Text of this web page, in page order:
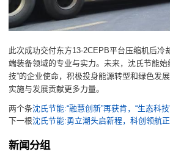
此次成功交付东方13-2CEPB平台压缩机后冷
端装备领域的专业与实力。未来，沈氏节能始
技”的企业使命，积极投身能源转型和绿色发
实施与发展贡献更多力量。
两个条
下一根
新闻分组